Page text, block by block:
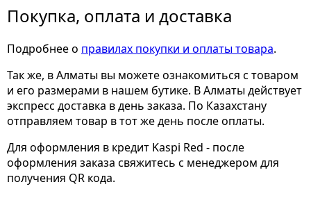
Покупка, оплата и доставка
Подробнее о правилах покупки и оплаты товара.
Так же, в Алматы вы можете ознакомиться с товаром
и его размерами в нашем бутике. В Алматы действует
экспресс доставка в день заказа. По Казахстану
отправляем товар в тот же день после оплаты.
Для оформления в кредит Kaspi Red - после
оформления заказа свяжитесь с менеджером для
получения QR кода.